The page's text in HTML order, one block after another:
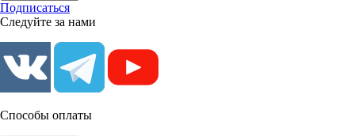
Подписаться
Следуйте за нами
Способы оплаты